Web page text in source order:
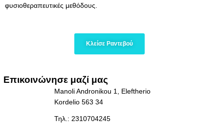
φυσιοθεραπευτικές μεθόδους.
Κλείσε Ραντεβού
Επικοινώνησε μαζί μας
Manoli Andronikou 1, Eleftherio
Kordelio 563 34
Τηλ.: 2310704245